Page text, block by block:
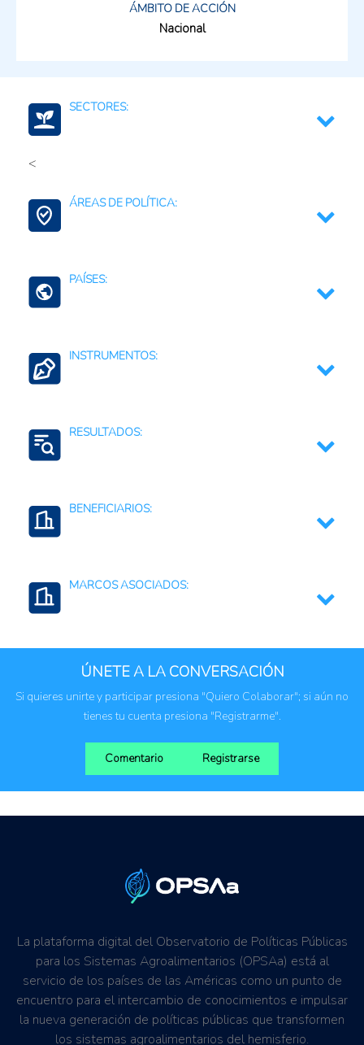
ÁMBITO DE ACCIÓN
Nacional
SECTORES:
<
ÁREAS DE POLÍTICA:
PAÍSES:
INSTRUMENTOS:
variables (ej. Fertilizantes)
RESULTADOS:
Seguridad alimentaria y nutricional
BENEFICIARIOS:
MARCOS ASOCIADOS:
fertilizantes en República Dominicana
ÚNETE A LA CONVERSACIÓN
Si quieres unirte y participar presiona "Quiero Colaborar"; si aún no
tienes tu cuenta presiona "Registrarme".
Comentario Registrarse
La plataforma digital del Observatorio de Políticas Públicas
para los Sistemas Agroalimentarios (OPSAa) está al
servicio de los países de las Américas como un punto de
encuentro para el intercambio de conocimientos e impulsar
la nueva generación de políticas públicas que transformen
los sistemas agroalimentarios del hemisferio.